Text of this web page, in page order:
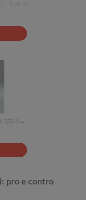
SpA Ke…
pro e contro